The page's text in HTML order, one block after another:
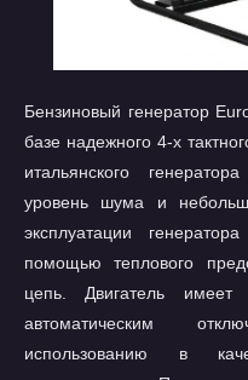
Бензиновый генератор
базе надежного 4-х
итальянского
уровень шума и
эксплуатации
помощью теплового
цепь. Двигатель
автоматическим
использованию в